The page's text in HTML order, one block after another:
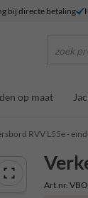
bij directe betaling
zoek
op maat
RVV L55e -
Art.nr.